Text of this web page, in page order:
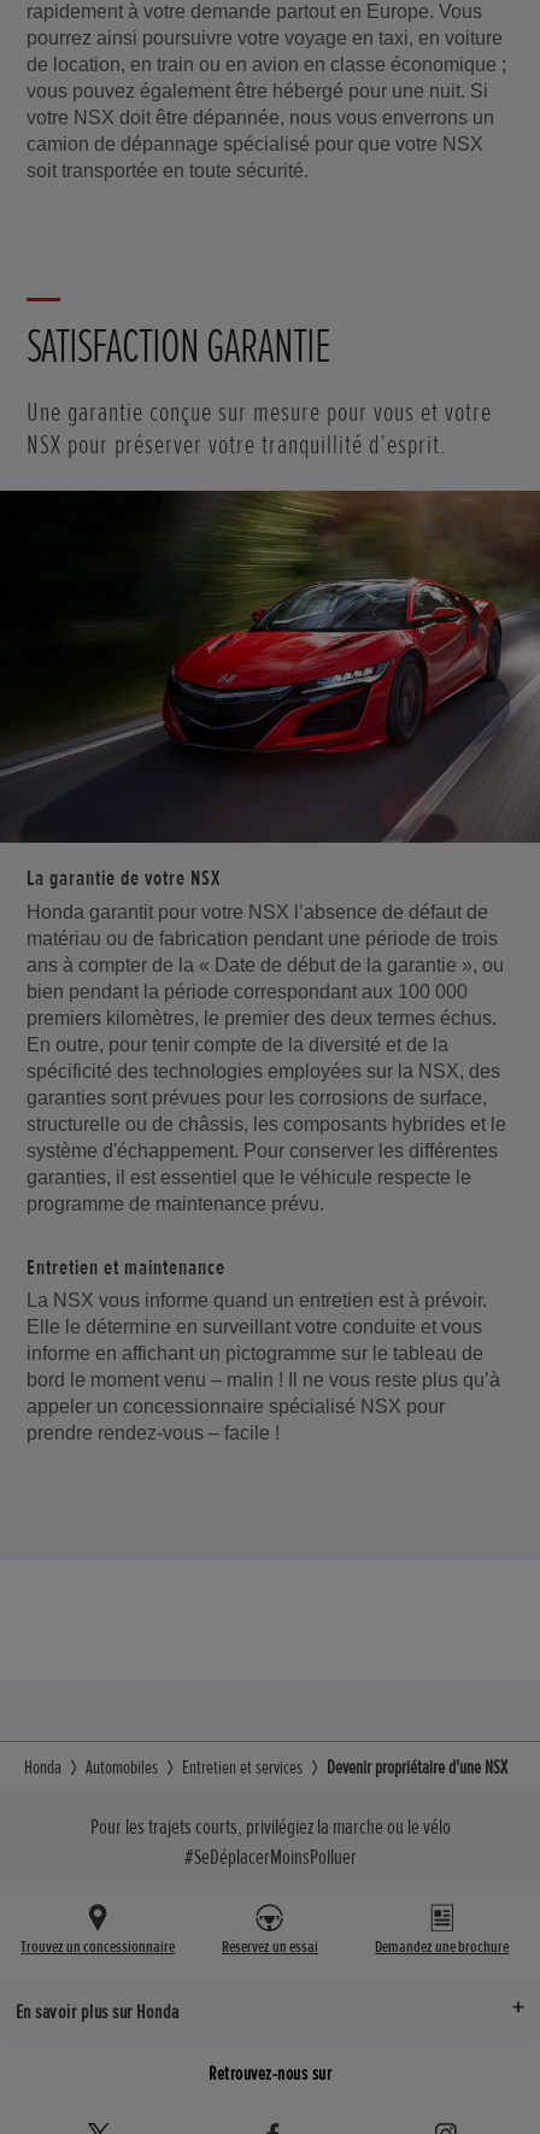
rapidement à votre demande partout en Europe. Vous
pourrez ainsi poursuivre votre voyage en taxi, en voiture
de location, en train ou en avion en classe économique ;
vous pouvez également être hébergé pour une nuit. Si
votre NSX doit être dépannée, nous vous enverrons un
camion de dépannage spécialisé pour que votre NSX
soit transportée en toute sécurité.
SATISFACTION GARANTIE
Une garantie conçue sur mesure pour vous et votre
NSX pour préserver votre tranquillité d’esprit.
La garantie de votre NSX
Honda garantit pour votre NSX l’absence de défaut de
matériau ou de fabrication pendant une période de trois
ans à compter de la « Date de début de la garantie », ou
bien pendant la période correspondant aux 100 000
premiers kilomètres, le premier des deux termes échus.
En outre, pour tenir compte de la diversité et de la
spécificité des technologies employées sur la NSX, des
garanties sont prévues pour les corrosions de surface,
structurelle ou de châssis, les composants hybrides et le
système d'échappement. Pour conserver les différentes
garanties, il est essentiel que le véhicule respecte le
programme de maintenance prévu.
Entretien et maintenance
La NSX vous informe quand un entretien est à prévoir.
Elle le détermine en surveillant votre conduite et vous
informe en affichant un pictogramme sur le tableau de
bord le moment venu – malin ! Il ne vous reste plus qu’à
appeler un concessionnaire spécialisé NSX pour
prendre rendez-vous – facile !
Honda Automobiles Entretien et services Devenir propriétaire d'une NSX
Pour les trajets courts, privilégiez la marche ou le vélo
#SeDéplacerMoinsPolluer
Trouvez un concessionnaire Réservez un essai Demandez une brochure
En savoir plus sur Honda
Retrouvez-nous sur